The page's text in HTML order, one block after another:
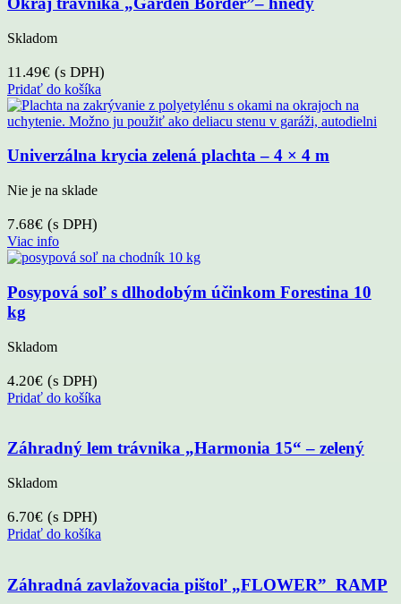
Skladom
11.49€ (s DPH)
Pridať do košíka
Univerzálna krycia zelená plachta – 4 × 4 m
Nie je na sklade
7.68€ (s DPH)
Viac info
Posypová soľ s dlhodobým účinkom Forestina 10
kg
Skladom
4.20€ (s DPH)
Pridať do košíka
Záhradný lem trávnika „Harmonia 15“ – zelený
Skladom
6.70€ (s DPH)
Pridať do košíka
Záhradná zavlažovacia pištoľ „FLOWER” RAMP